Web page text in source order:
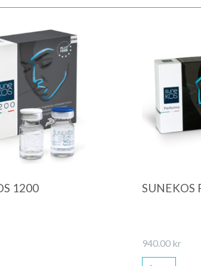
Quick View
1200 SUNEKOS
940.00 kr